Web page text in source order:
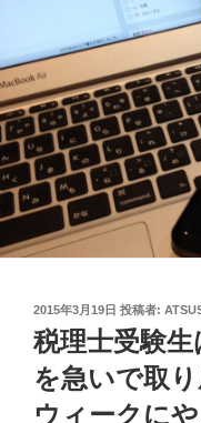
投
稿
日:
2015年3月19日 投稿者:
税理士受験
を急いで取
ウィークに